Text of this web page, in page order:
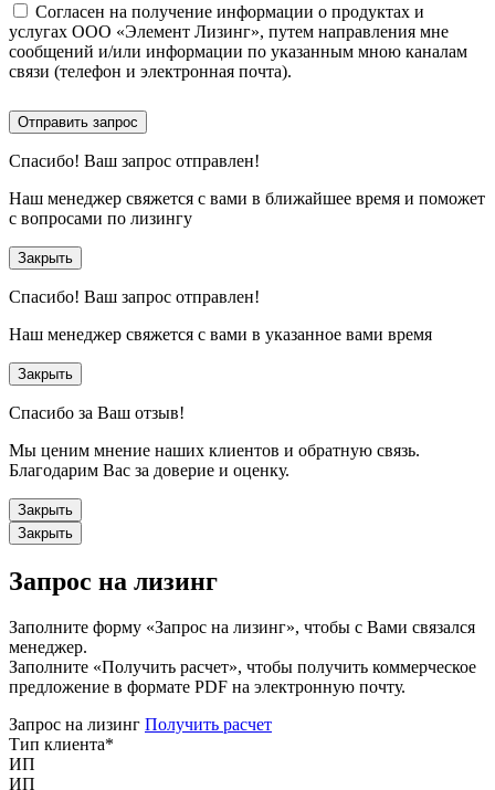
Согласен на получение информации о продуктах и
услугах ООО «Элемент Лизинг», путем направления мне
сообщений и/или информации по указанным мною каналам
связи (телефон и электронная почта).
Отправить запрос
Спасибо! Ваш запрос отправлен!
Наш менеджер свяжется с вами в ближайшее время и поможет
с вопросами по лизингу
Закрыть
Спасибо! Ваш запрос отправлен!
Наш менеджер свяжется с вами в указанное вами время
Закрыть
Спасибо за Ваш отзыв!
Мы ценим мнение наших клиентов и обратную связь.
Благодарим Вас за доверие и оценку.
Закрыть
Закрыть
Запрос на лизинг
Заполните форму «Запрос на лизинг», чтобы с Вами связался
менеджер.
Заполните «Получить расчет», чтобы получить коммерческое
предложение в формате PDF на электронную почту.
Запрос на лизинг Получить расчет
Тип клиента*
ИП
ИП